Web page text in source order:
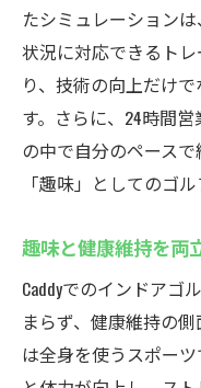
たシミュレーション
状況に対応できるト
り、技術の向上だけ
す。さらに、24時間
の中で自分のペース
「趣味」としてのゴ
趣味と健康維持を両
Caddyでのインドアゴ
まらず、健康維持の
は全身を使うスポー